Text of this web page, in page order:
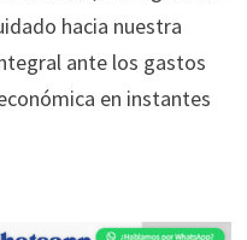
hacia nuestra
ante los gastos
en instantes